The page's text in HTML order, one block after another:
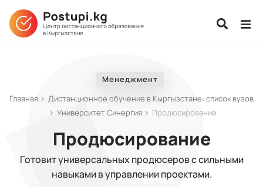
Менеджмент
Главная
Дистанционное обучение в Кыргызстане: список вузов
Университет Синергия
Продюсирование
Продюсирование
Готовит универсальных продюсеров с сильными
навыками в управлении проектами.